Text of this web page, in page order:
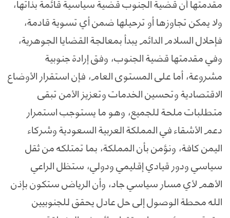
ولا يمكن تجاوزها أو ترحيلها ضمن أي تسوية قادمة،
فإحلال السلام الدائم يبدأ بمعالجة القضايا الجوهرية،
وفي مقدمتها قضية الجنوب، وفق إرادة جنوبية
مشروعة، أما على المستوى العام، فإن استقرار الأوضاع
الاقتصادية وتحسين الخدمات وتعزيز الأمن تبقى
متطلبات ملحة للجميع، وهو ما يستوجب استمرار
دعم الأشقاء في المملكة العربية السعودية وشركاء
اليمن كافة، ونؤمن بأن المملكة، بما تمتلكه من ثقل
سياسي ودور قيادي إقليمي ودولي، ستظل الراعي
الأهم لأي مسار سياسي جاد، وأن الرياض ستكون بإذن
الله محطة الوصول إلى حل عادل يحقق للجنوبيين